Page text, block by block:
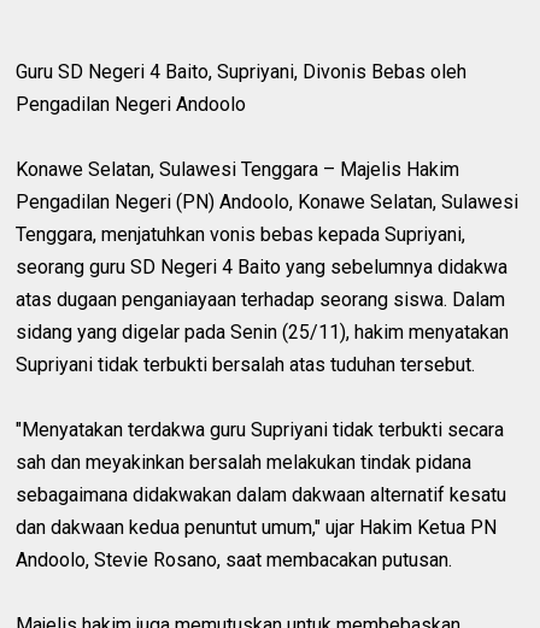
Guru SD Negeri 4 Baito, Supriyani, Divonis Bebas oleh
Pengadilan Negeri Andoolo
Konawe Selatan, Sulawesi Tenggara – Majelis Hakim
Pengadilan Negeri (PN) Andoolo, Konawe Selatan, Sulawesi
Tenggara, menjatuhkan vonis bebas kepada Supriyani,
seorang guru SD Negeri 4 Baito yang sebelumnya didakwa
atas dugaan penganiayaan terhadap seorang siswa. Dalam
sidang yang digelar pada Senin (25/11), hakim menyatakan
Supriyani tidak terbukti bersalah atas tuduhan tersebut.
"Menyatakan terdakwa guru Supriyani tidak terbukti secara
sah dan meyakinkan bersalah melakukan tindak pidana
sebagaimana didakwakan dalam dakwaan alternatif kesatu
dan dakwaan kedua penuntut umum," ujar Hakim Ketua PN
Andoolo, Stevie Rosano, saat membacakan putusan.